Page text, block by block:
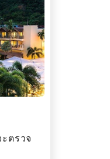
ตรวจ